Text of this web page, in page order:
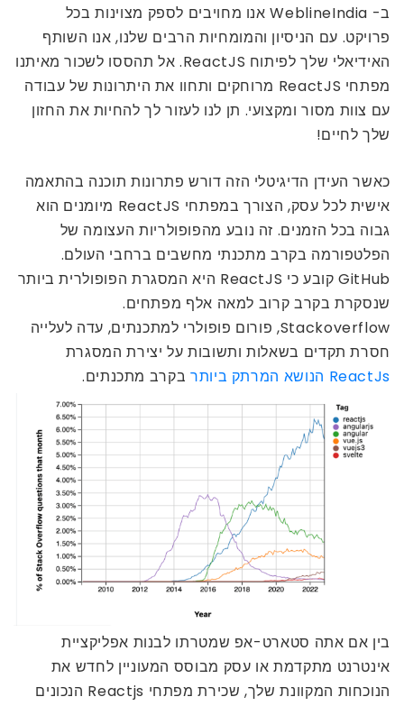
ב- WeblineIndia אנו מחויבים לספק מצוינות בכל
פרויקט. עם הניסיון והמומחיות הרבים שלנו, אנו השותף
האידיאלי שלך לפיתוח ReactJS. אל תהססו לשכור מאיתנו
מפתחי ReactJS מרוחקים ותחוו את היתרונות של עבודה
עם צוות מסור ומקצועי. תן לנו לעזור לך להחיות את החזון
שלך לחיים!
כאשר העידן הדיגיטלי הזה דורש פתרונות תוכנה בהתאמה
אישית לכל עסק, הצורך במפתחי ReactJS מיומנים הוא
גבוה בכל הזמנים. זה נובע מהפופולריות העצומה של
הפלטפורמה בקרב מתכנתי מחשבים ברחבי העולם.
GitHub קובע כי ReactJS היא המסגרת הפופולרית ביותר
שנסקרת בקרב קרוב למאה אלף מפתחים.
Stackoverflow, פורום פופולרי למתכנתים, עדה לעלייה
חסרת תקדים בשאלות ותשובות על יצירת המסגרת
ReactJs הנושא המרתק ביותר
בקרב מתכנתים.
בין אם אתה סטארט-אפ שמטרתו לבנות אפליקציית
אינטרנט מתקדמת או עסק מבוסס המעוניין לחדש את
הנוכחות המקוונת שלך, שכירת מפתחי Reactjs הנכונים